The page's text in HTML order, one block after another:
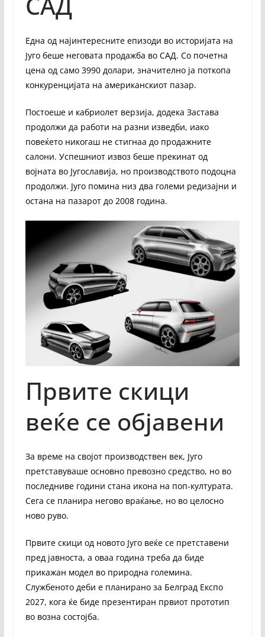
Една од најинтересните епизоди во историјата на
Југо беше неговата продажба во САД. Со почетна
цена од само 3990 долари, значително ја поткопа
конкуренцијата на американскиот пазар.
Постоеше и кабриолет верзија, додека Застава
продолжи да работи на разни изведби, иако
повеќето никогаш не стигнаа до продажните
салони. Успешниот извоз беше прекинат од
војната во Југославија, но производството подоцна
продолжи. Југо помина низ два големи редизајни и
остана на пазарот до 2008 година.
Првите скици
веќе се објавени
За време на својот производствен век, Југо
претставуваше основно превозно средство, но во
последниве години стана икона на поп-културата.
Сега се планира негово враќање, но во целосно
ново руво.
Првите скици од новото Југо веќе се претставени
пред јавноста, а оваа година треба да биде
прикажан модел во природна големина.
Службеното деби е планирано за Белград Експо
2027, кога ќе биде презентиран првиот прототип
во возна состојба.